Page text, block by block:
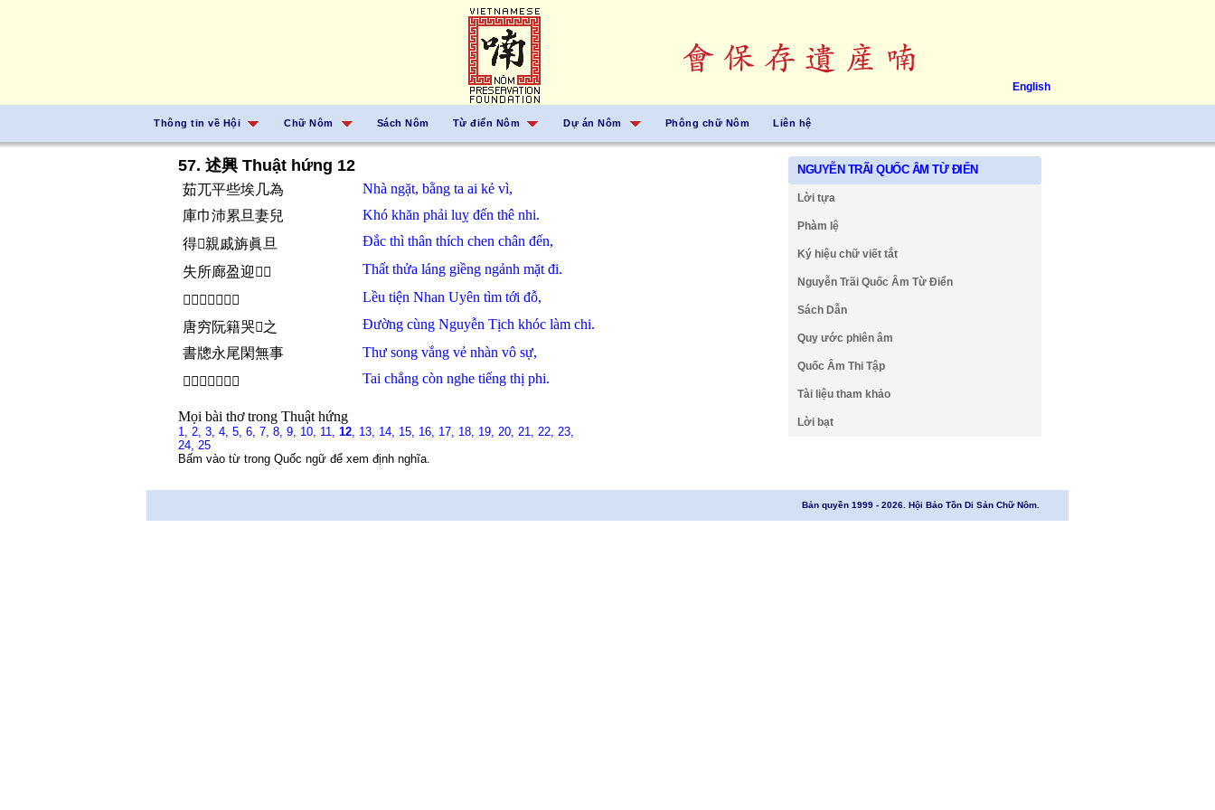
English
Thông tin về Hội Chữ Nôm Sách Nôm Từ điển Nôm Dự án Nôm Phông chữ Nôm Liên hệ
57. 述興 Thuật hứng 12
茹兀平些埃几為 Nhà ngặt, bằng ta ai kẻ vì,
庫巾沛累旦妻兒
Khó khăn phải luỵ đến thê nhi.
得𪰛親戚旃眞旦
Đắc thì thân thích chen chân đến,
失所廊盈迎𩈘𠫾
Thất thửa láng giềng ngảnh mặt đi.
𦫼賤顏淵尋細杜
Lều tiện Nhan Uyên tìm tới đỗ,
唐穷阮籍哭𬈋之
Đường cùng Nguyễn Tịch khóc làm chi.
書牕永尾閑無事
Thư song vắng vẻ nhàn vô sự,
𦖻拯群𦖑㗂是非
Tai chẳng còn nghe tiếng thị phi.
Mọi bài thơ trong Thuật hứng
1, 2, 3, 4, 5, 6, 7, 8, 9, 10, 11, 12, 13, 14, 15, 16, 17, 18, 19, 20, 21, 22, 23,
24, 25
Bấm vào từ trong Quốc ngữ để xem định nghĩa.
NGUYỄN TRÃI QUỐC ÂM TỪ ĐIỂN
Lời tựa
Phàm lệ
Ký hiệu chữ viết tắt
Nguyễn Trãi Quốc Âm Từ Điển
Sách Dẫn
Quy ước phiên âm
Quốc Âm Thi Tập
Tài liệu tham khảo
Lời bạt
Bản quyền 1999 - 2026. Hội Bảo Tồn Di Sản Chữ Nôm.